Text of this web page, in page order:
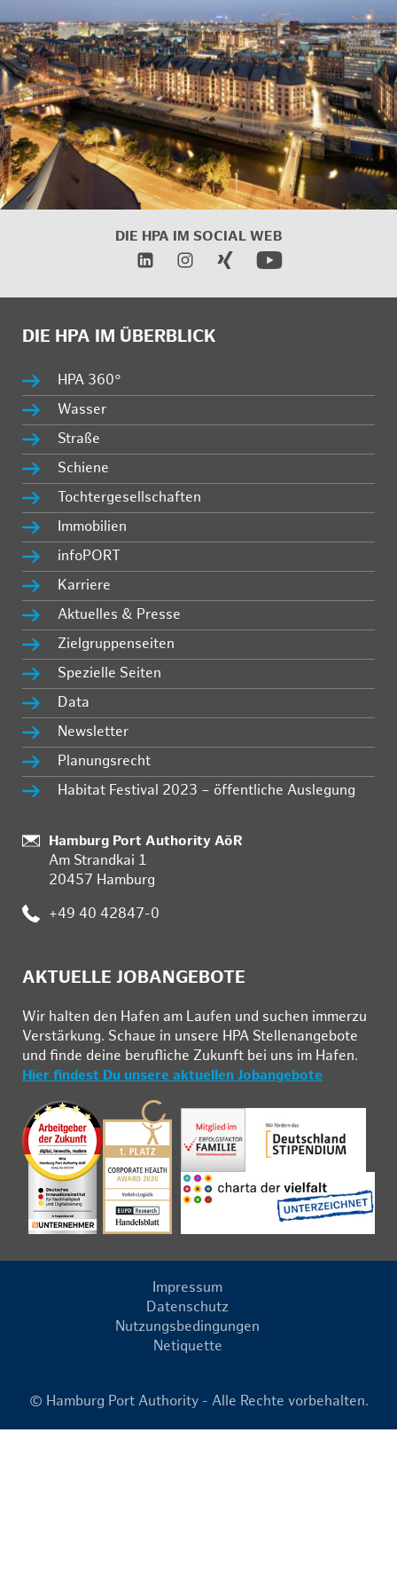
DIE HPA IM SOCIAL WEB
DIE HPA IM ÜBERBLICK
HPA 360°
Wasser
Straße
Schiene
Tochtergesellschaften
Immobilien
infoPORT
Karriere
Aktuelles & Presse
Zielgruppenseiten
Spezielle Seiten
Data
Newsletter
Planungsrecht
Habitat Festival 2023 – öffentliche Auslegung
Standort:
Hamburg Port Authority AöR
Am Strandkai 1
20457 Hamburg
Telefon:
+49 40 42847-0
AKTUELLE JOBANGEBOTE
Wir hal­ten den Ha­fen am Lau­fen und su­chen im­mer­zu
Ver­stär­kung. Schau­e in un­se­re HPA Stel­len­an­ge­bo­te
und fin­de deine be­ruf­li­che Zu­kunft bei uns im Ha­fen.
Hier findest Du unsere aktuellen Jobangebote
Impressum
Datenschutz
Nutzungsbedingungen
Netiquette
© Hamburg Port Authority - Alle Rechte vorbehalten.